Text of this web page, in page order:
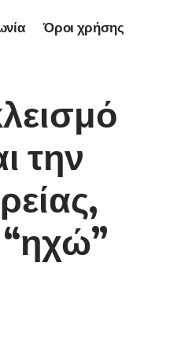
Όροι χρήσης
την